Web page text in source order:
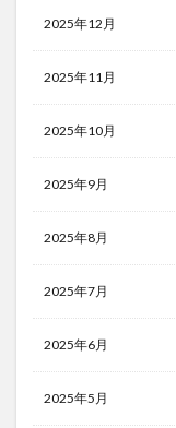
2025年12月
2025年11月
2025年10月
2025年9月
2025年8月
2025年7月
2025年6月
2025年5月